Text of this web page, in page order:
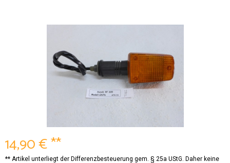
14,90 € **
** Artikel unterliegt der Differenzbesteuerung gem. § 25a UStG. Daher keine